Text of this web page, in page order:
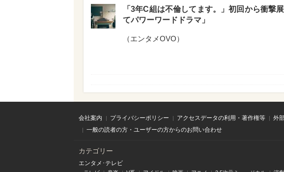
「3年C組は不倫してます。」初回から衝撃
てパワーワードドラマ」
（エンタメOVO）
会社案内 プライバシーポリシー アクセスデータの利用・著作権等 外
一般の読者の方・ユーザーの方からのお問い合わせ
カテゴリー
エンタメ･テレビ